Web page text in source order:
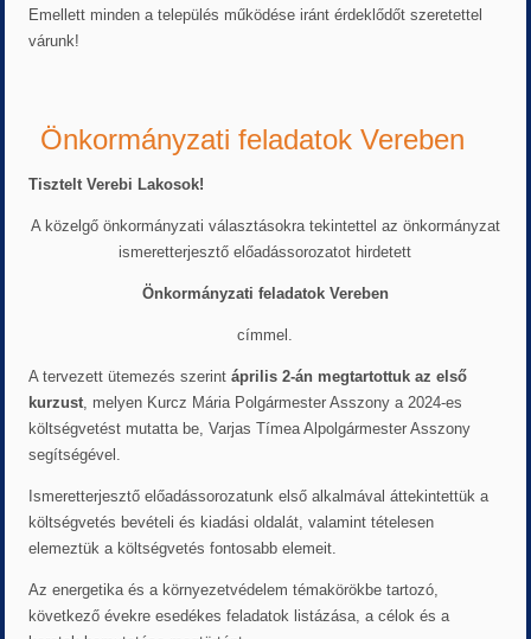
Emellett minden a település működése iránt érdeklődőt szeretettel
várunk!
Önkormányzati feladatok Vereben
Tisztelt Verebi Lakosok!
A közelgő önkormányzati választásokra tekintettel az önkormányzat
ismeretterjesztő előadássorozatot hirdetett
Önkormányzati feladatok Vereben
címmel.
A tervezett ütemezés szerintáprilis 2-án megtartottuk az első
kurzust, melyen Kurcz Mária Polgármester Asszony a 2024-es
költségvetést mutatta be, Varjas Tímea Alpolgármester Asszony
segítségével.
Ismeretterjesztő előadássorozatunk első alkalmával áttekintettük a
költségvetés bevételi és kiadási oldalát, valamint tételesen
elemeztük a költségvetés fontosabb elemeit.
Az energetika és a környezetvédelem témakörökbe tartozó,
következő évekre esedékes feladatok listázása, a célok és a